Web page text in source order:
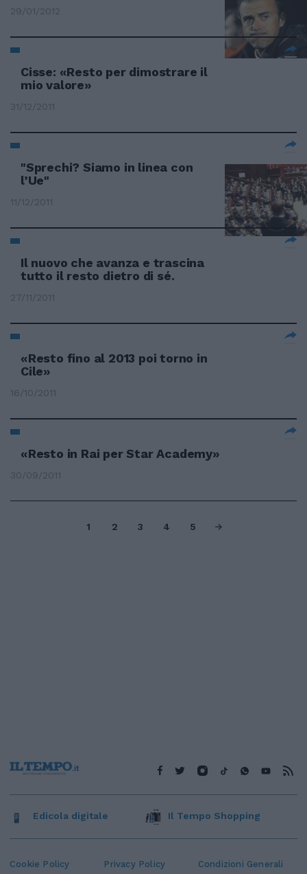
29/01/2012
Cisse: «Resto per dimostrare il
mio valore»
31/12/2011
"Sprechi? Siamo in linea con
l’Ue"
11/12/2011
Il nuovo che avanza e trascina
tutto il resto dietro di sé.
27/11/2011
«Resto fino al 2013 poi torno in
Cile»
16/10/2011
«Resto in Rai per Star Academy»
30/09/2011
1 2 3 4 5
Cookie Policy Privacy Policy Condizioni Generali
Edicola digitale Il Tempo Shopping